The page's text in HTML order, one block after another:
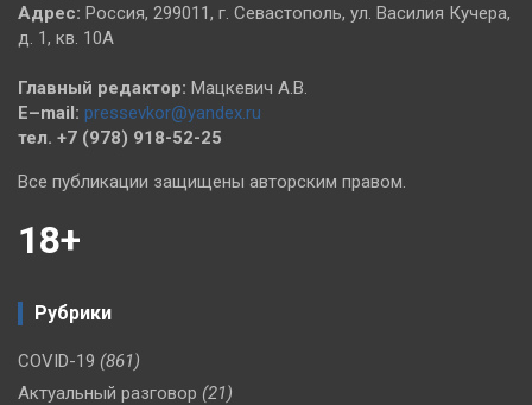
Адрес: Россия, 299011, г. Севастополь, ул. Василия Кучера,
д. 1, кв. 10А
Главный редактор: Мацкевич А.В.
E–mail: pressevkor@yandex.ru
тел. +7 (978) 918-52-25
Все публикации защищены авторским правом.
18+
Рубрики
COVID-19 (861)
Актуальный разговор (21)